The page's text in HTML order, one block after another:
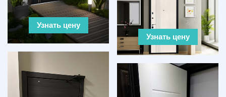
Узнать цену
Узнать цену